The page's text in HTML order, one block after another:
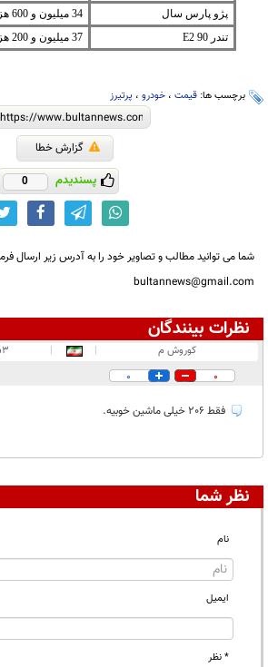
پژو پارس سال
34 میلیون و 600 هزار
تندر 90 E2
37 میلیون و 200 هزار
برچسب ها: قیمت ، خودرو ، پرتیرز
گزارش خطا
پسندیدم 0
شما می توانید مطالب و تصاویر خود را به آدرس زیر ارسال
bultannews@gmail.com
نظرات بینندگان
در انتظار بررسی:۱
کوروش م |
|
0
0
فقط 206 خیلی ماشین خوبیه.
نظر شما
نام
ایمیل
* نظر